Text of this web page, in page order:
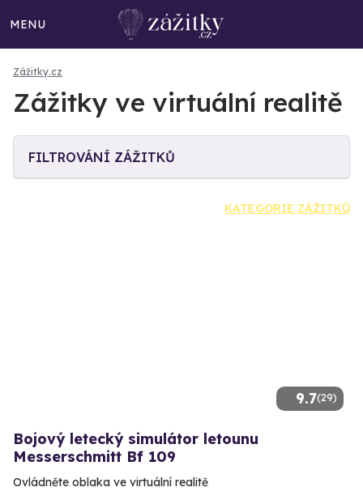
MENU
Zážitky.cz
Zážitky ve virtuální realitě
FILTROVÁNÍ ZÁŽITKŮ
KATEGORIE ZÁŽITKŮ
9.7(29)
Bojový letecký simulátor letounu
Messerschmitt Bf 109
Ovládněte oblaka ve virtuální realitě